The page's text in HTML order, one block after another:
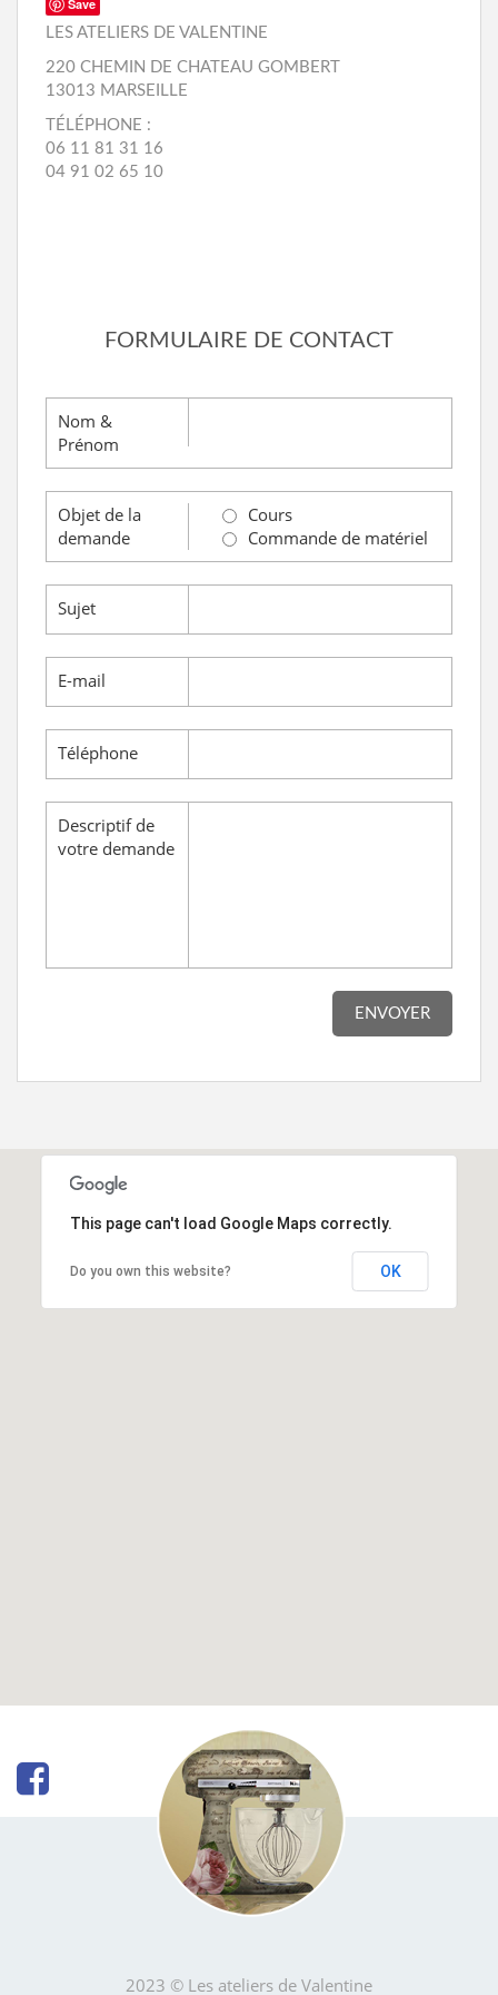
CONTACT
Save
LES ATELIERS DE VALENTINE
220 CHEMIN DE CHATEAU GOMBERT
13013 MARSEILLE
TÉLÉPHONE :
06 11 81 31 16
04 91 02 65 10
FORMULAIRE DE CONTACT
Nom &
Prénom
Objet de la
demande
Cours
Commande de matériel
Sujet
E-mail
Téléphone
Descriptif de
votre demande
ENVOYER
This page can't load Google Maps correctly.
Do you own this website? OK
2023 © Les ateliers de Valentine